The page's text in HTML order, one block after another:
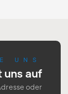
UNS
uns auf
oder